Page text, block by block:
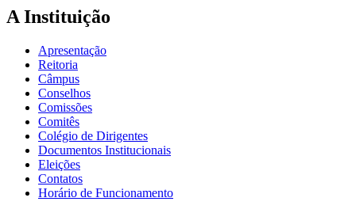
A Instituição
Apresentação
Reitoria
Câmpus
Conselhos
Comissões
Comitês
Colégio de Dirigentes
Documentos Institucionais
Eleições
Contatos
Horário de Funcionamento